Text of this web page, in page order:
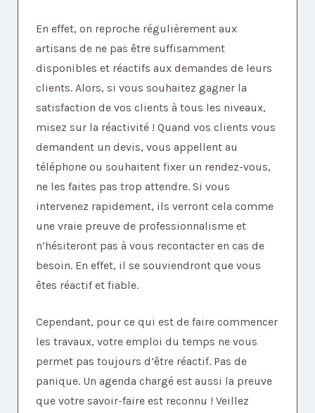
En effet, on reproche régulièrement aux
artisans de ne pas être suffisamment
disponibles et réactifs aux demandes de leurs
clients. Alors, si vous souhaitez gagner la
satisfaction de vos clients à tous les niveaux,
misez sur la réactivité ! Quand vos clients vous
demandent un devis, vous appellent au
téléphone ou souhaitent fixer un rendez-vous,
ne les faites pas trop attendre. Si vous
intervenez rapidement, ils verront cela comme
une vraie preuve de professionnalisme et
n’hésiteront pas à vous recontacter en cas de
besoin. En effet, il se souviendront que vous
êtes réactif et fiable.
Cependant, pour ce qui est de faire commencer
les travaux, votre emploi du temps ne vous
permet pas toujours d’être réactif. Pas de
panique. Un agenda chargé est aussi la preuve
que votre savoir-faire est reconnu ! Veillez